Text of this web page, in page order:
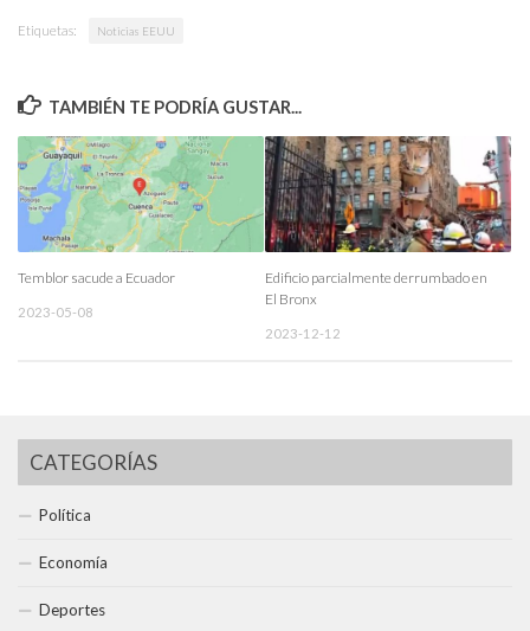
Etiquetas: Noticias EEUU
TAMBIÉN TE PODRÍA GUSTAR...
Temblor sacude a Ecuador
2023-05-08
Edificio parcialmente derrumbado en
El Bronx
2023-12-12
CATEGORÍAS
Política
Economía
Deportes